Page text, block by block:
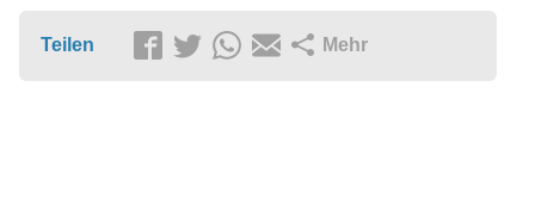
Teilen Mehr